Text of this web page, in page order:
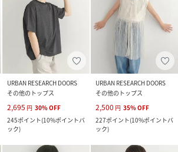
URBAN RESEARCH DOORS
その他のトップス
2,695 円 30%OFF
245ポイント(10%ポイントバ
ック)
URBAN RESEARCH DOORS
その他のトップス
2,500 円 35%OFF
227ポイント(10%ポイントバ
ック)